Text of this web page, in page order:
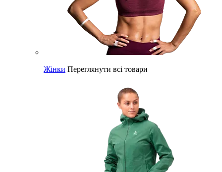
Жінки Переглянути всі товари